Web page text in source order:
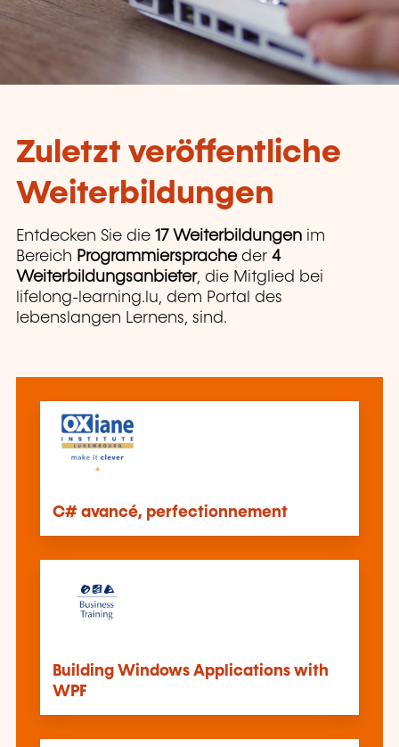
Zuletzt veröffentliche
Weiterbildungen
Entdecken Sie die 17 Weiterbildungen im
Bereich Programmierspracheder 4
Weiterbildungsanbieter, die Mitglied bei
lifelong-learning.lu, dem Portal des
lebenslangen Lernens, sind.
C# avancé, perfectionnement
Building Windows Applications with
WPF